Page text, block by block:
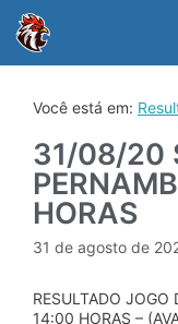
content
Você está em:
31/08/20
HORAS
31 de agosto de
RESULTADO
14:00 HORAS –